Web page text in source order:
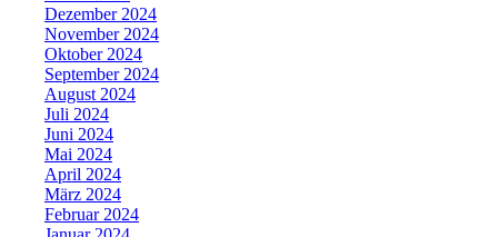
Dezember 2024
November 2024
Oktober 2024
September 2024
August 2024
Juli 2024
Juni 2024
Mai 2024
April 2024
März 2024
Februar 2024